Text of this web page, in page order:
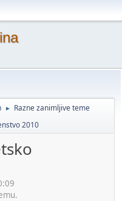
► Razne zanimljive teme
2010